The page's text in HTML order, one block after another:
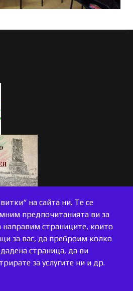
на сайта ни. Те се
предпочитанията ви за
направим страниците, които
за вас, да преброим колко
страница, да ви
за услугите ни и др.